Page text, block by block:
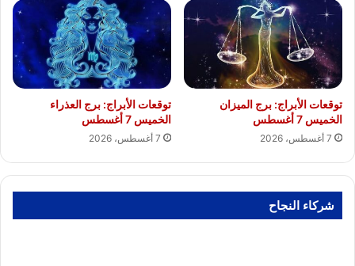
توقعات الأبراج: برج الميزان
الخميس 7 أغسطس
7 أغسطس، 2026
توقعات الأبراج: برج العذراء
الخميس 7 أغسطس
7 أغسطس، 2026
شركاء النجاح